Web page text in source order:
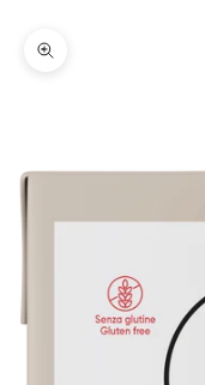
Zoomer sur l'image